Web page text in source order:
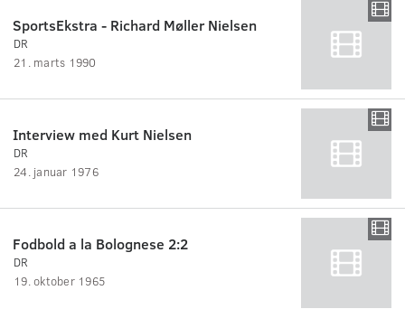
SportsEkstra - Richard Møller Nielsen
DR
21. marts 1990
Interview med Kurt Nielsen
DR
24. januar 1976
Fodbold a la Bolognese 2:2
DR
19. oktober 1965